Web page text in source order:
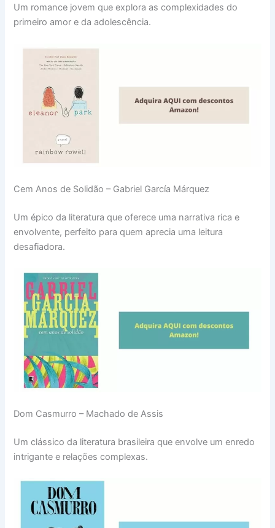
Um romance jovem que explora as complexidades do
primeiro amor e da adolescência.
Cem Anos de Solidão – Gabriel García Márquez
Um épico da literatura que oferece uma narrativa rica e
envolvente, perfeito para quem aprecia uma leitura
desafiadora.
Dom Casmurro – Machado de Assis
Um clássico da literatura brasileira que envolve um enredo
intrigante e relações complexas.